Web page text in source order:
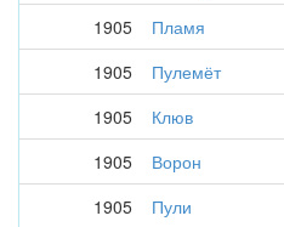
1905
Пламя
1905
Пулемёт
1905
Клюв
1905
Ворон
1905
Пули